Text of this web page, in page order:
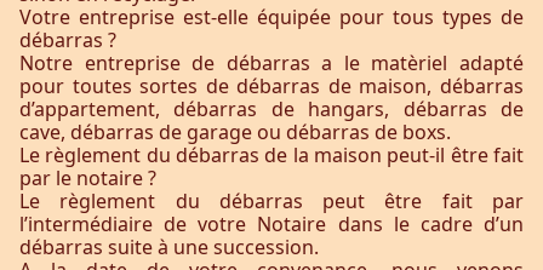
Votre entreprise est-elle équipée pour tous types de
débarras ?
Notre entreprise de débarras a le matèriel adapté
pour toutes sortes de débarras de maison, débarras
d’appartement, débarras de hangars, débarras de
cave, débarras de garage ou débarras de boxs.
Le règlement du débarras de la maison peut-il être fait
par le notaire ?
Le règlement du débarras peut être fait par
l’intermédiaire de votre Notaire dans le cadre d’un
débarras suite à une succession.